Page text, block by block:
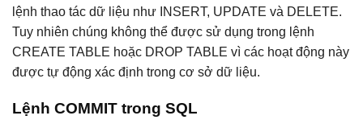
lệnh thao tác dữ liệu như INSERT, UPDATE và DELETE.
Tuy nhiên chúng không thể được sử dụng trong lệnh
CREATE TABLE hoặc DROP TABLE vì các hoạt động này
được tự động xác định trong cơ sở dữ liệu.
Lệnh COMMIT trong SQL